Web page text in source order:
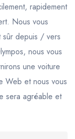
rapidement
Nous vous
sûr depuis / vers
nous vous
une voiture
Web et nous vous
sera agréable et